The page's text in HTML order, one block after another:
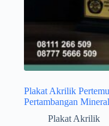
Plakat Akrilik
Pertambangan
Plakat Akrilik